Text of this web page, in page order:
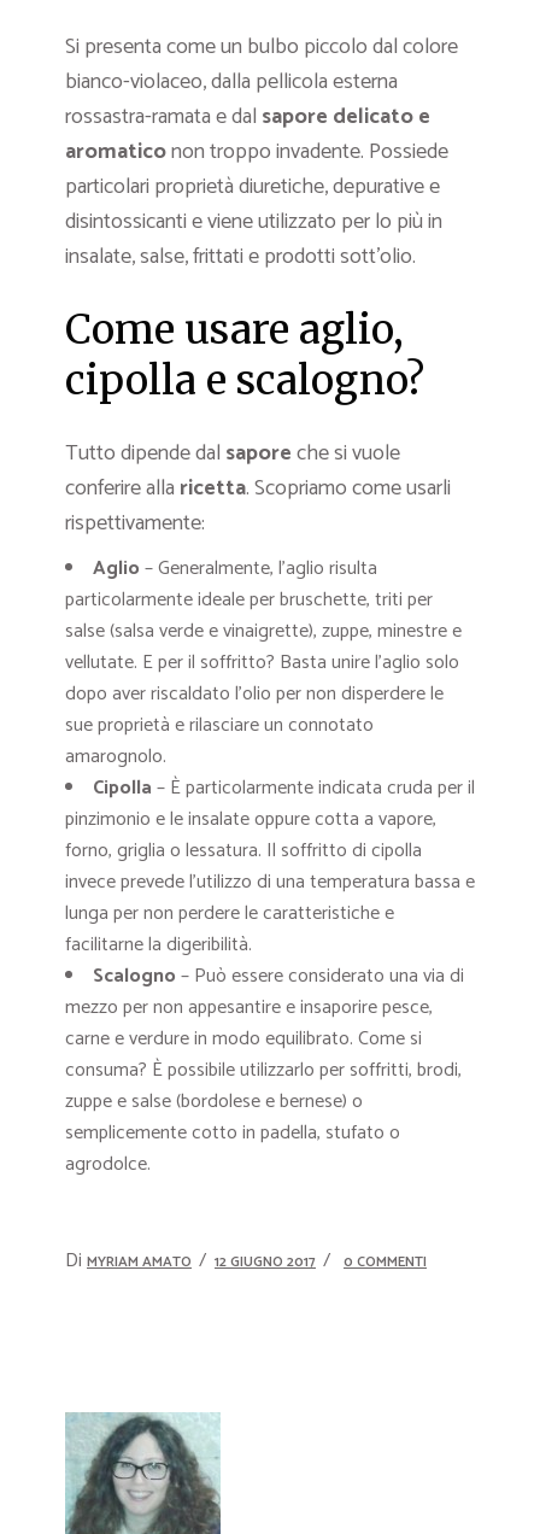
Si presenta come un bulbo piccolo dal colore
bianco-violaceo, dalla pellicola esterna
rossastra-ramata e dal sapore delicato e
aromaticonon troppo invadente. Possiede
particolari proprietà diuretiche, depurative e
disintossicanti e viene utilizzato per lo più in
insalate, salse, frittati e prodotti sott’olio.
Come usare aglio,
cipolla e scalogno?
Tutto dipende dal saporeche si vuole
conferire alla ricetta. Scopriamo come usarli
rispettivamente:
Aglio– Generalmente, l’aglio risulta
particolarmente ideale per bruschette, triti per
salse (salsa verde e vinaigrette), zuppe, minestre e
vellutate. E per il soffritto? Basta unire l’aglio solo
dopo aver riscaldato l’olio per non disperdere le
sue proprietà e rilasciare un connotato
amarognolo.
Cipolla– È particolarmente indicata cruda per il
pinzimonio e le insalate oppure cotta a vapore,
forno, griglia o lessatura. Il soffritto di cipolla
invece prevede l’utilizzo di una temperatura bassa e
lunga per non perdere le caratteristiche e
facilitarne la digeribilità.
Scalogno– Può essere considerato una via di
mezzo per non appesantire e insaporire pesce,
carne e verdure in modo equilibrato. Come si
consuma? È possibile utilizzarlo per soffritti, brodi,
zuppe e salse (bordolese e bernese) o
semplicemente cotto in padella, stufato o
agrodolce.
Di MYRIAM AMATO 12 GIUGNO 2017 0 COMMENTI